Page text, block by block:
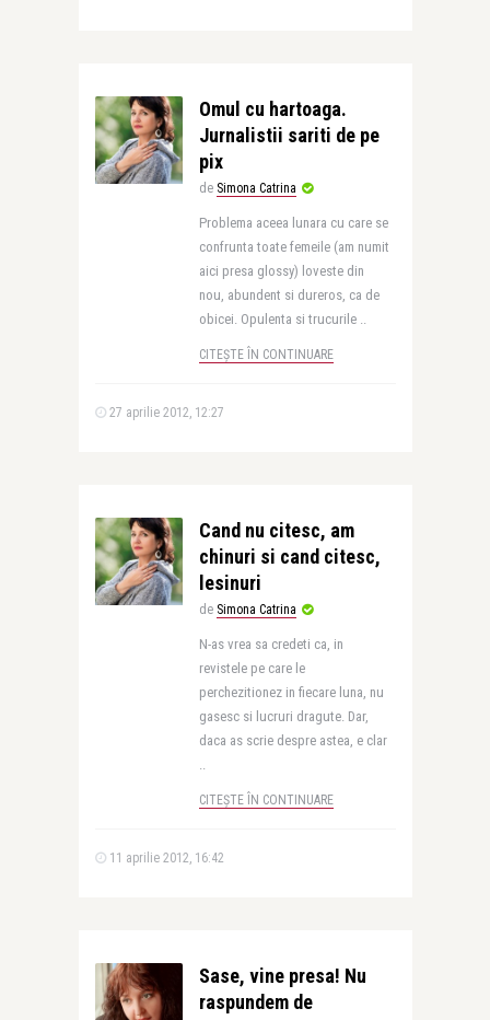
Omul cu hartoaga.
Jurnalistii sariti de pe
pix
de Simona Catrina
Problema aceea lunara cu care se
confrunta toate femeile (am numit
aici presa glossy) loveste din
nou, abundent si dureros, ca de
obicei. Opulenta si trucurile ..
CITEȘTE ÎN CONTINUARE
27 aprilie 2012, 12:27
Cand nu citesc, am
chinuri si cand citesc,
lesinuri
de Simona Catrina
N-as vrea sa credeti ca, in
revistele pe care le
perchezitionez in fiecare luna, nu
gasesc si lucruri dragute. Dar,
daca as scrie despre astea, e clar
..
CITEȘTE ÎN CONTINUARE
11 aprilie 2012, 16:42
Sase, vine presa! Nu
raspundem de